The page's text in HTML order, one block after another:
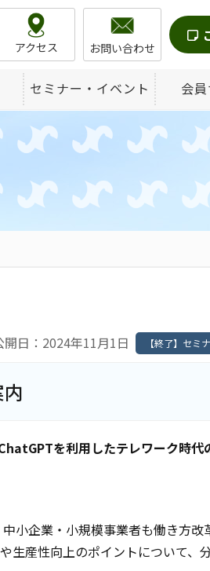
アクセス お問い合わせ
セミナー・イベント 会
開日：2024年11月1日 【終了】セミ
を利用したテレワーク時代
小企業・小規模事業者も働き方改
生産性向上のポイントについて、